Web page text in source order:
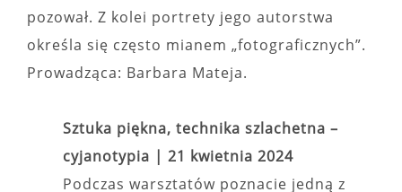
pozował. Z kolei portrety jego autorstwa
określa się często mianem „fotograficznych”.
Prowadząca: Barbara Mateja.
Sztuka piękna, technika szlachetna –
cyjanotypia | 21 kwietnia 2024
Podczas warsztatów poznacie jedną z